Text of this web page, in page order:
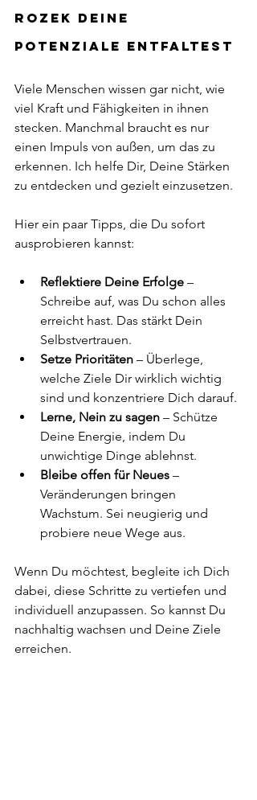
Rozek Deine
Potenziale entfaltest
Viele Menschen wissen gar nicht, wie
viel Kraft und Fähigkeiten in ihnen
stecken. Manchmal braucht es nur
einen Impuls von außen, um das zu
erkennen. Ich helfe Dir, Deine Stärken
zu entdecken und gezielt einzusetzen.
Hier ein paar Tipps, die Du sofort
ausprobieren kannst:
Reflektiere Deine Erfolge –
Schreibe auf, was Du schon alles
erreicht hast. Das stärkt Dein
Selbstvertrauen.
Setze Prioritäten – Überlege,
welche Ziele Dir wirklich wichtig
sind und konzentriere Dich darauf.
Lerne, Nein zu sagen – Schütze
Deine Energie, indem Du
unwichtige Dinge ablehnst.
Bleibe offen für Neues –
Veränderungen bringen
Wachstum. Sei neugierig und
probiere neue Wege aus.
Wenn Du möchtest, begleite ich Dich
dabei, diese Schritte zu vertiefen und
individuell anzupassen. So kannst Du
nachhaltig wachsen und Deine Ziele
erreichen.